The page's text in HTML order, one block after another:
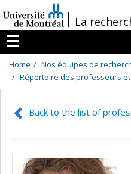
au
contenu
/La
Menu
Home
Nos équipes de
Répertoire des professeurs
Back to the list of